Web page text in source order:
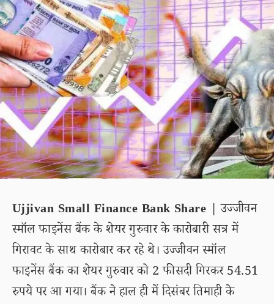
Ujjivan Small Finance Bank Share | उज्जीवन
स्मॉल फाइनेंस बैंक के शेयर गुरुवार के कारोबारी सत्र में
गिरावट के साथ कारोबार कर रहे थे। उज्जीवन स्मॉल
फाइनेंस बैंक का शेयर गुरुवार को 2 फीसदी गिरकर 54.51
रुपये पर आ गया। बैंक ने हाल ही में दिसंबर तिमाही के